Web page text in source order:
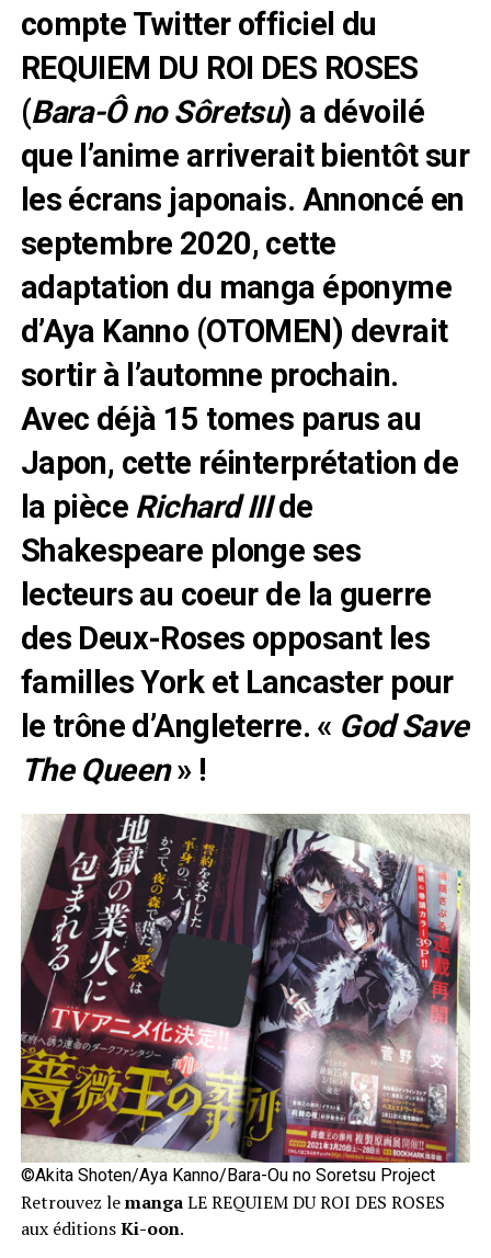
compte Twitter officiel du
REQUIEM DU ROI DES ROSES
(Bara-Ô no Sôretsu) a dévoilé
que l’anime arriverait bientôt sur
les écrans japonais. Annoncé en
septembre 2020, cette
adaptation du manga éponyme
d’Aya Kanno (OTOMEN) devrait
sortir à l’automne prochain.
Avec déjà 15 tomes parus au
Japon, cette réinterprétation de
la pièce Richard IIIde
Shakespeare plonge ses
lecteurs au coeur de la guerre
des Deux-Roses opposant les
familles York et Lancaster pour
le trône d’Angleterre. « God Save
The Queen» !
©Akita Shoten/Aya Kanno/Bara-Ou no Soretsu Project
Retrouvez lemangaLE REQUIEM DU ROI DES ROSES
aux éditionsKi-oon.